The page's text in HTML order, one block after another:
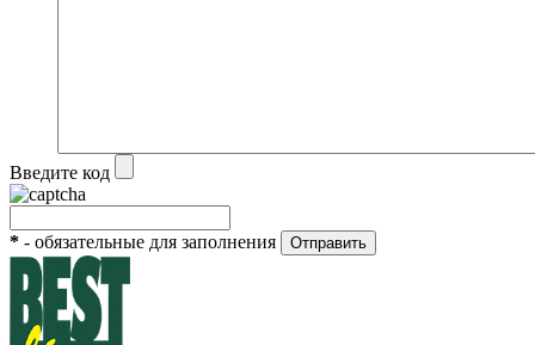
Введите код
* - обязательные для заполнения